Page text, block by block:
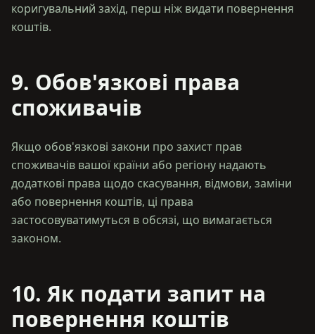
коригувальний захід, перш ніж видати повернення
9. Обов'язкові права
споживачів
Якщо обов'язкові закони про захист прав
споживачів вашої країни або регіону надають
додаткові права щодо скасування, відмови, заміни
або повернення коштів, ці права
застосовуватимуться в обсязі, що вимагається
10. Як подати запит на
повернення коштів